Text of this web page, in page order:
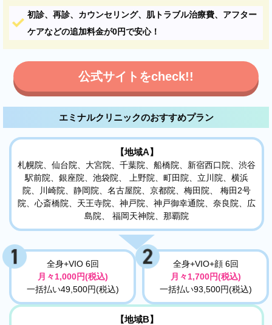
初診、再診、カウンセリング、肌トラブル治療費、アフター
ケアなどの追加料金が0円で安心！
公式サイトをcheck!!
エミナルクリニックのおすすめプラン
【地域A】
札幌院、仙台院、大宮院、千葉院、船橋院、新宿西口院、渋谷
駅前院、銀座院、池袋院、 上野院、町田院、立川院、横浜
院、川崎院、静岡院、名古屋院、京都院、梅田院、 梅田2号
院、心斎橋院、天王寺院、神戸院、神戸御幸通院、奈良院、広
島院、 福岡天神院、那覇院
全身+VIO 6回
月々1,000円(税込)
一括払い49,500円(税込)
全身+VIO+顔 6回
月々1,700円(税込)
一括払い93,500円(税込)
【地域B】